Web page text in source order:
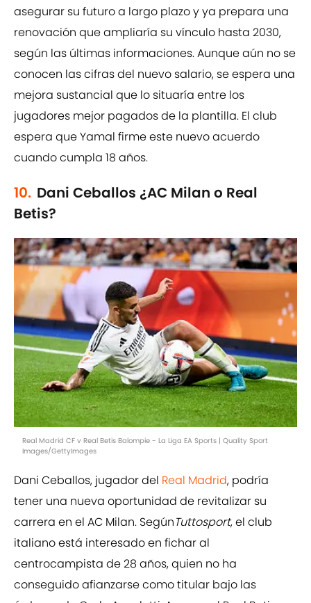
asegurar su futuro a largo plazo y ya prepara una
renovación que ampliaría su vínculo hasta 2030,
según las últimas informaciones. Aunque aún no se
conocen las cifras del nuevo salario, se espera una
mejora sustancial que lo situaría entre los
jugadores mejor pagados de la plantilla. El club
espera que Yamal firme este nuevo acuerdo
cuando cumpla 18 años.
10. Dani Ceballos ¿AC Milan o Real
Betis?
Real Madrid CF v Real Betis Balompie - La Liga EA Sports | Quality Sport
Images/GettyImages
Dani Ceballos, jugador del Real Madrid, podría
tener una nueva oportunidad de revitalizar su
carrera en el AC Milan. SegúnTuttosport, el club
italiano está interesado en fichar al
centrocampista de 28 años, quien no ha
conseguido afianzarse como titular bajo las